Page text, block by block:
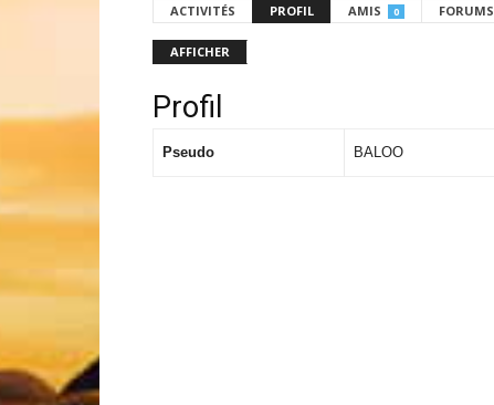
ACTIVITÉS PROFIL AMIS 0 FORUMS
AFFICHER
Profil
Pseudo BALOO